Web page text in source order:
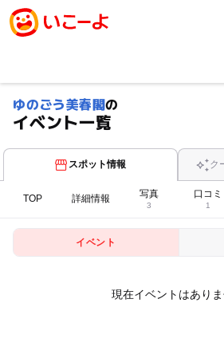
ゆのごう美春閣の
イベント一覧
スポット情報 ク
TOP 詳細情報 写真
3
口コミ
1
イベント
現在イベントはあり